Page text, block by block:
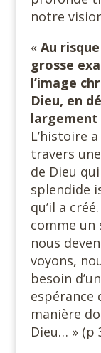
notre
« Au
grosse
l’image
Dieu, en
L’histoire
travers
de Dieu
splendide
qu’il a
comme un
nous
voyons,
besoin
espérance
manière
Dieu… » (p